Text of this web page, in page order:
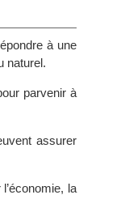
à une
naturel.
parvenir à
assurer
la